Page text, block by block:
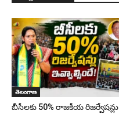
తెలంగాణ
బీసీలకు 50% రాజకీయ రిజర్వేషన్లు